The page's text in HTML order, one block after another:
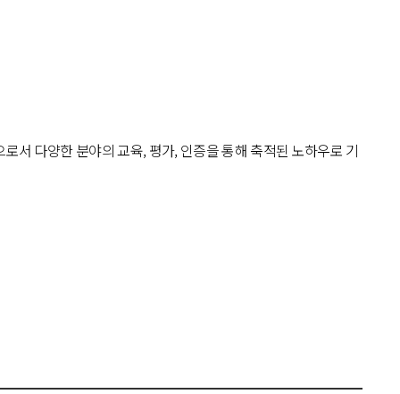
서 다양한 분야의 교육, 평가, 인증을 통해 축적된 노하우로 기